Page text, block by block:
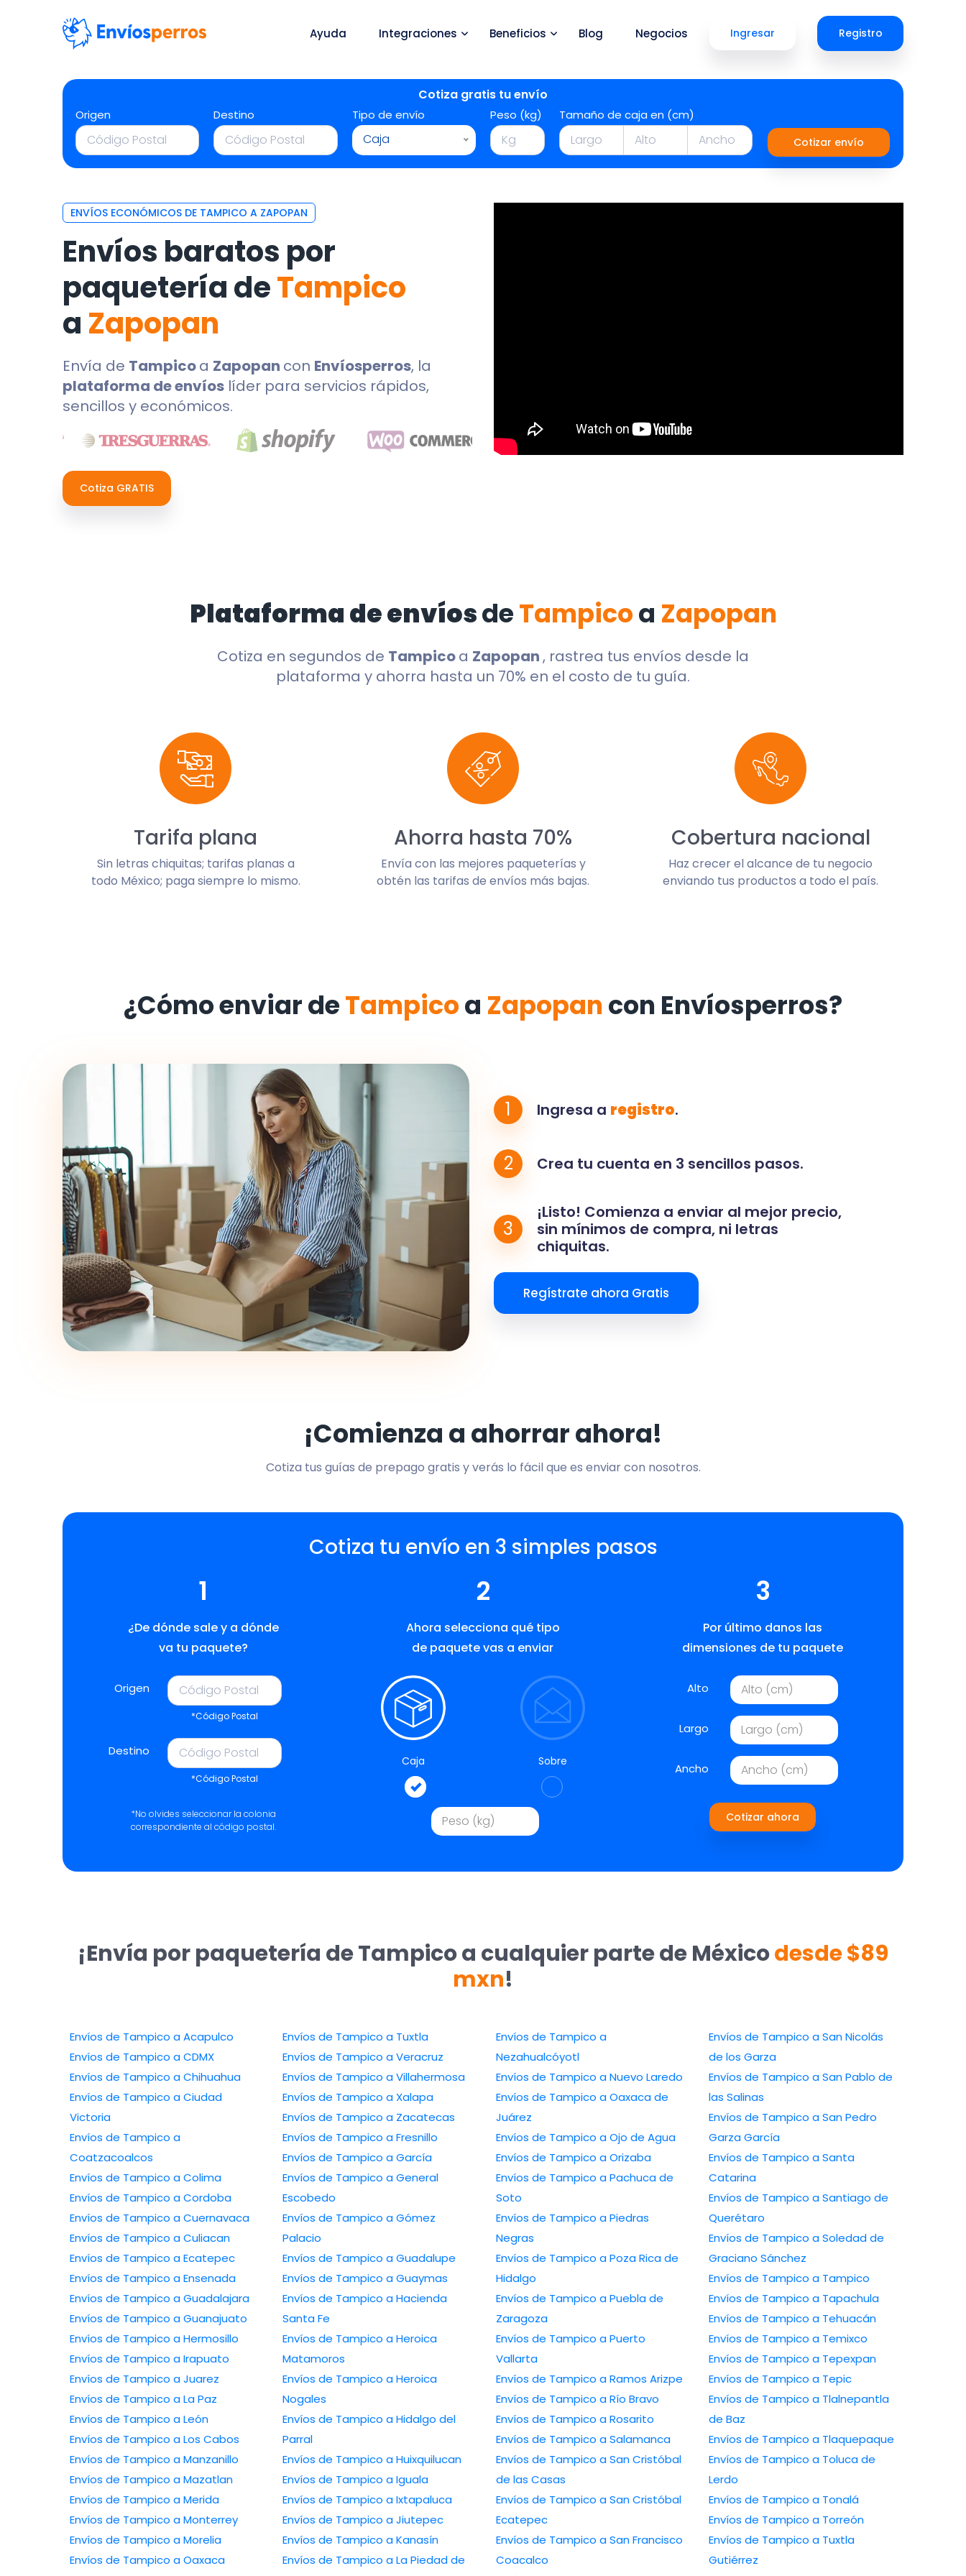
Ayuda Integraciones Beneficios Blog Negocios Ingresar Registro
Cotiza gratis tu envío
Origen Destino Tipo de envío
Caja
Peso (kg) Tamaño de caja en (cm)
Cotizar envío
ENVÍOS ECONÓMICOS DE TAMPICO A ZAPOPAN
Envíos baratos por
paquetería deTampico
a Zapopan
Envía de Tampicoa Zapopan con Envíosperros, la
plataforma de envíos líder para servicios rápidos,
sencillos y económicos.
Cotiza GRATIS
Plataforma de envíosdeTampicoa Zapopan
Cotiza en segundos de Tampicoa Zapopan, rastrea tus envíos desde la
plataforma y ahorra hasta un 70% en el costo de tu guía.
Tarifa plana
Sin letras chiquitas; tarifas planas a
todo México; paga siempre lo mismo.
Ahorra hasta 70%
Envía con las mejores paqueterías y
obtén las tarifas de envíos más bajas.
Cobertura nacional
Haz crecer el alcance de tu negocio
enviando tus productos a todo el país.
¿Cómo enviar deTampicoa Zapopan con Envíosperros?
1 Ingresa a registro.
2 Crea tu cuenta en 3 sencillos pasos.
3
¡Listo! Comienza a enviar al mejor precio,
sin mínimos de compra, ni letras
chiquitas.
Regístrate ahora Gratis
¡Comienza a ahorrar ahora!
Cotiza tus guías de prepago gratis y verás lo fácil que es enviar con nosotros.
Cotiza tu envío en 3 simples pasos
1
¿De dónde sale y a dónde
va tu paquete?
Origen
*Código Postal
Destino
*Código Postal
*No olvides seleccionar la colonia
correspondiente al código postal.
2
Ahora selecciona qué tipo
de paquete vas a enviar
Caja Sobre
3
Por último danos las
dimensiones de tu paquete
Alto
Largo
Ancho
Cotizar ahora
¡Envía por paquetería de Tampico a cualquier parte de Méxicodesde $89
mxn!
Envíos de Tampico a Acapulco
Envíos de Tampico a CDMX
Envíos de Tampico a Chihuahua
Envíos de Tampico a Ciudad
Victoria
Envíos de Tampico a
Coatzacoalcos
Envíos de Tampico a Colima
Envíos de Tampico a Cordoba
Envíos de Tampico a Cuernavaca
Envíos de Tampico a Culiacan
Envíos de Tampico a Ecatepec
Envíos de Tampico a Ensenada
Envíos de Tampico a Guadalajara
Envíos de Tampico a Guanajuato
Envíos de Tampico a Hermosillo
Envíos de Tampico a Irapuato
Envíos de Tampico a Juarez
Envíos de Tampico a La Paz
Envíos de Tampico a León
Envíos de Tampico a Los Cabos
Envíos de Tampico a Manzanillo
Envíos de Tampico a Mazatlan
Envíos de Tampico a Merida
Envíos de Tampico a Monterrey
Envíos de Tampico a Morelia
Envíos de Tampico a Oaxaca
Envíos de Tampico a Tuxtla
Envíos de Tampico a Veracruz
Envíos de Tampico a Villahermosa
Envíos de Tampico a Xalapa
Envíos de Tampico a Zacatecas
Envíos de Tampico a Fresnillo
Envíos de Tampico a García
Envíos de Tampico a General
Escobedo
Envíos de Tampico a Gómez
Palacio
Envíos de Tampico a Guadalupe
Envíos de Tampico a Guaymas
Envíos de Tampico a Hacienda
Santa Fe
Envíos de Tampico a Heroica
Matamoros
Envíos de Tampico a Heroica
Nogales
Envíos de Tampico a Hidalgo del
Parral
Envíos de Tampico a Huixquilucan
Envíos de Tampico a Iguala
Envíos de Tampico a Ixtapaluca
Envíos de Tampico a Jiutepec
Envíos de Tampico a Kanasín
Envíos de Tampico a La Piedad de
Envíos de Tampico a
Nezahualcóyotl
Envíos de Tampico a Nuevo Laredo
Envíos de Tampico a Oaxaca de
Juárez
Envíos de Tampico a Ojo de Agua
Envíos de Tampico a Orizaba
Envíos de Tampico a Pachuca de
Soto
Envíos de Tampico a Piedras
Negras
Envíos de Tampico a Poza Rica de
Hidalgo
Envíos de Tampico a Puebla de
Zaragoza
Envíos de Tampico a Puerto
Vallarta
Envíos de Tampico a Ramos Arizpe
Envíos de Tampico a Río Bravo
Envíos de Tampico a Rosarito
Envíos de Tampico a Salamanca
Envíos de Tampico a San Cristóbal
de las Casas
Envíos de Tampico a San Cristóbal
Ecatepec
Envíos de Tampico a San Francisco
Coacalco
Envíos de Tampico a San Nicolás
de los Garza
Envíos de Tampico a San Pablo de
las Salinas
Envíos de Tampico a San Pedro
Garza García
Envíos de Tampico a Santa
Catarina
Envíos de Tampico a Santiago de
Querétaro
Envíos de Tampico a Soledad de
Graciano Sánchez
Envíos de Tampico a Tampico
Envíos de Tampico a Tapachula
Envíos de Tampico a Tehuacán
Envíos de Tampico a Temixco
Envíos de Tampico a Tepexpan
Envíos de Tampico a Tepic
Envíos de Tampico a Tlalnepantla
de Baz
Envíos de Tampico a Tlaquepaque
Envíos de Tampico a Toluca de
Lerdo
Envíos de Tampico a Tonalá
Envíos de Tampico a Torreón
Envíos de Tampico a Tuxtla
Gutiérrez